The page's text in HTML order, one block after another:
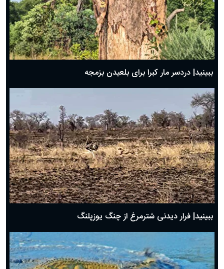
ببینید| دردسر مار کبرا برای بلعیدن بزمجه
ببینید| فرار دیدنی شترمرغ از چنگ یوزپلنگ